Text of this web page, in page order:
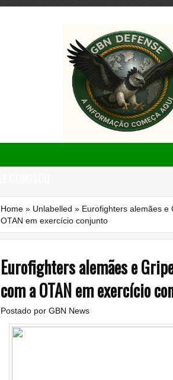
Home » Unlabelled » Eurofighters alemães e
OTAN em exercício conjunto
Eurofighters alemães e
com a OTAN em exercício
Postado por GBN News